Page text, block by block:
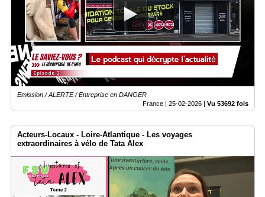
Emission / ALERTE / Entreprise en DANGER
France | 25-02-2026 | Vu 53692 fois
Acteurs-Locaux - Loire-Atlantique - Les voyages
extraordinaires à vélo de Tata Alex